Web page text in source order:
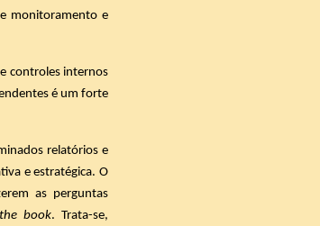
monitoramento e
controles internos
é um forte
relatórios e
e estratégica. O
as perguntas
book. Trata-se,